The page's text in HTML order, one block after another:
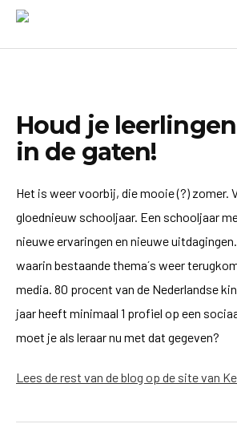
Houd je
in de gaten!
Het is weer voorbij, die mooie (?) zomer.
gloednieuw schooljaar. Een schooljaar
nieuwe ervaringen en nieuwe
waarin bestaande thema´s weer
media. 80 procent van de Nederlandse
jaar heeft minimaal 1 profiel op een
moet je als leraar nu met dat gegeven?
Lees de rest van de blog op de site van